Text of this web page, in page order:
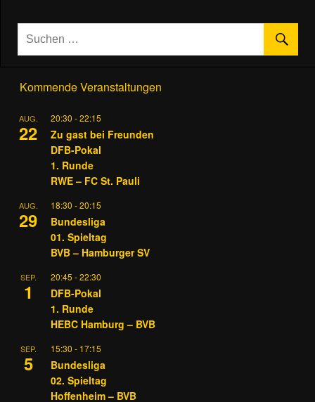
Kommende Veranstaltungen
AUG.
22
20:30 -22:15
Zu gast bei Freunden
DFB-Pokal
1. Runde
RWE – FC St. Pauli
AUG.
29
18:30 -20:15
Bundesliga
01. Spieltag
BVB – Hamburger SV
SEP.
1
20:45 -22:30
DFB-Pokal
1. Runde
HEBC Hamburg – BVB
SEP.
5
15:30 - 17:15
Bundesliga
02. Spieltag
Hoffenheim – BVB